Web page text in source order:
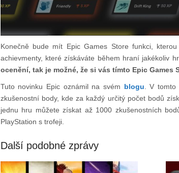
Konečně bude mít Epic Games Store funkci,
achievmenty, které získáváte během hraní jakékoliv
ocenění, tak je možné, že si vás tímto Epic Games
Tuto novinku Epic oznámil na svém blogu. V tomto
zkušenostní body, kde za každý určitý počet bodů
jednu hru můžete získat až 1000 zkušenostních
PlayStation s trofeji.
Další podobné zprávy